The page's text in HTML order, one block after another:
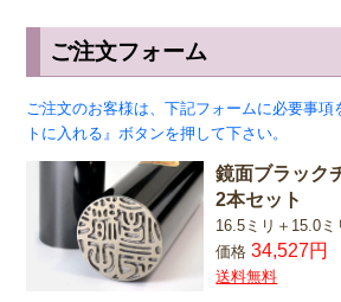
ご注文フォーム
ご注文のお客様は、下記フォームに必要事項
トに入れる』ボタンを押して下さい。
鏡面ブラック
2本セット
16.5ミリ＋15.0ミ
価格34,527円
送料無料